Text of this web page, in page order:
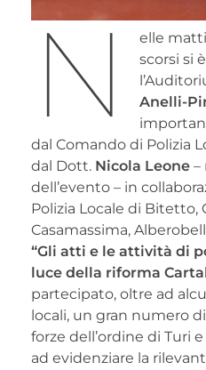
N
elle
scorsi si
Anelli-
dal Comando di Polizia
dal Dott. Nicola Leone –
dell’evento – in
Polizia Locale di Bitetto,
Casamassima,
“Gli atti e le attività di
luce della riforma
partecipato, oltre ad
locali, un gran numero
forze dell’ordine di Turi
ad evidenziare la